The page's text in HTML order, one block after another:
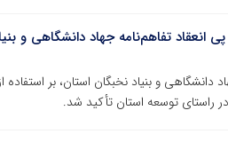
انعقاد تفاهم‌نامه جهاد دانشگاهی و
دانشگاهی و بنیاد نخبگان استان، بر
راستای توسعه استان تأکید شد.